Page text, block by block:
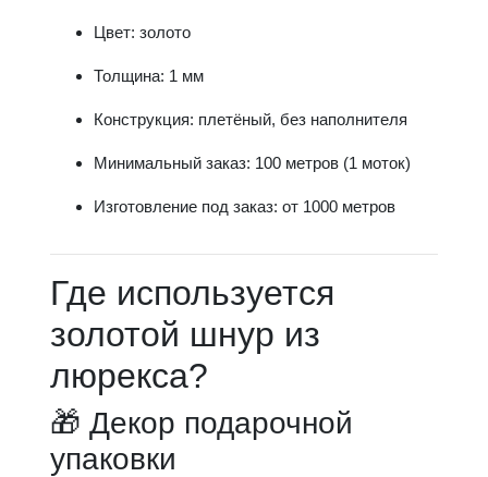
Цвет: золото
Толщина: 1 мм
Конструкция: плетёный, без наполнителя
Минимальный заказ: 100 метров (1 моток)
Изготовление под заказ: от 1000 метров
Где используется
золотой шнур из
люрекса?
🎁 Декор подарочной
упаковки